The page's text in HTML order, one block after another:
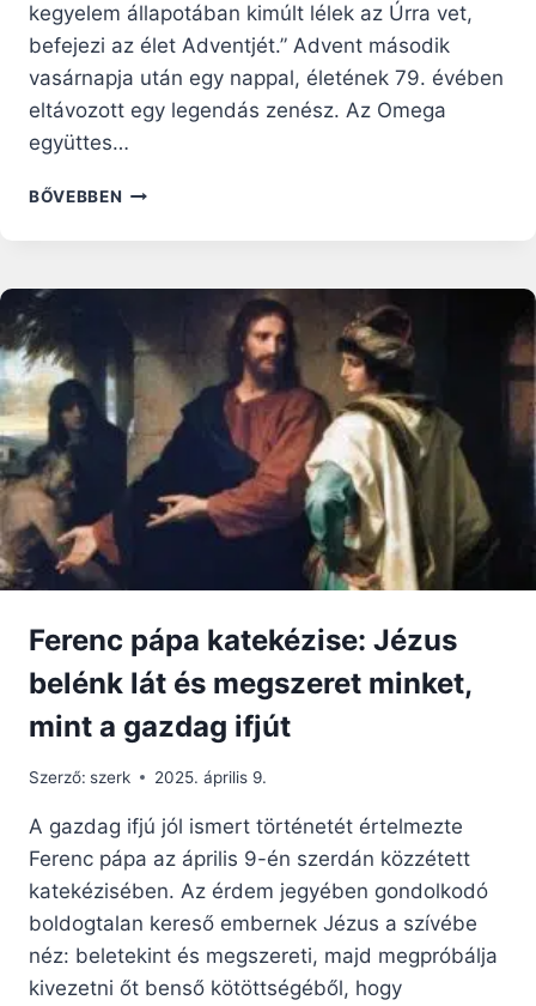
kegyelem állapotában kimúlt lélek az Úrra vet,
befejezi az élet Adventjét.” Advent második
vasárnapja után egy nappal, életének 79. évében
eltávozott egy legendás zenész. Az Omega
együttes…
BŐVEBBEN GLORIA
Ferenc pápa katekézise: Jézus
belénk lát és megszeret minket,
mint a gazdag ifjút
Szerző: szerk 2025. április 9.
A gazdag ifjú jól ismert történetét értelmezte
Ferenc pápa az április 9-én szerdán közzétett
katekézisében. Az érdem jegyében gondolkodó
boldogtalan kereső embernek Jézus a szívébe
néz: beletekint és megszereti, majd megpróbálja
kivezetni őt benső kötöttségéből, hogy